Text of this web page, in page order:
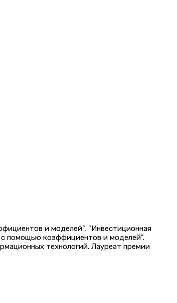
и моделей", "Инвестиционная
с помощью коэффициентов и моделей".
технологий. Лауреат премии